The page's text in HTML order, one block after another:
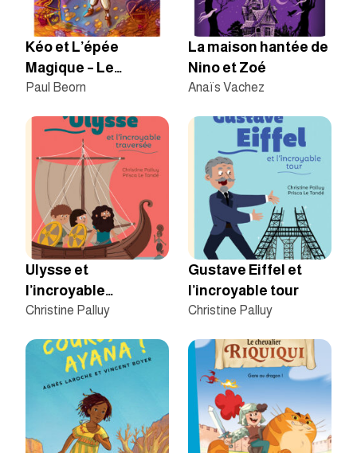
La maison hantée de
Nino et Zoé
Anaïs Vachez
Kéo et L’épée
Magique – Le
dévoreur de magie
Paul Beorn
Gustave Eiffel et
l’incroyable tour
Christine Palluy
Ulysse et
l’incroyable
traversée
Christine Palluy